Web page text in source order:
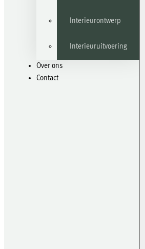
Interieurontwerp
Interieuruitvoering
Over ons
Contact